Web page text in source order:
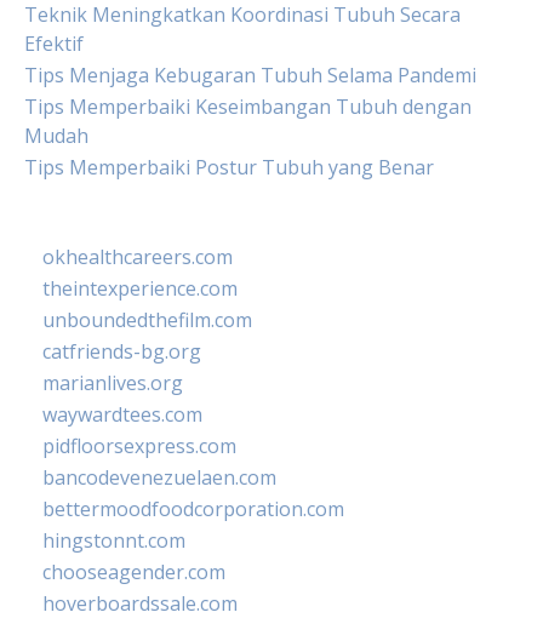
Teknik Meningkatkan Koordinasi Tubuh Secara
Efektif
Tips Menjaga Kebugaran Tubuh Selama Pandemi
Tips Memperbaiki Keseimbangan Tubuh dengan
Mudah
Tips Memperbaiki Postur Tubuh yang Benar
okhealthcareers.com
theintexperience.com
unboundedthefilm.com
catfriends-bg.org
marianlives.org
waywardtees.com
pidfloorsexpress.com
bancodevenezuelaen.com
bettermoodfoodcorporation.com
hingstonnt.com
chooseagender.com
hoverboardssale.com